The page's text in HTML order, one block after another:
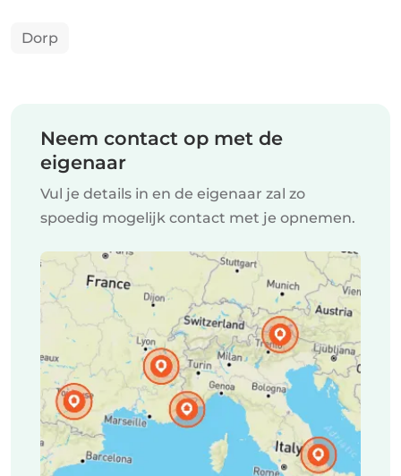
Dorp
Neem contact op met de
eigenaar
Vul je details in en de eigenaar zal zo
spoedig mogelijk contact met je opnemen.